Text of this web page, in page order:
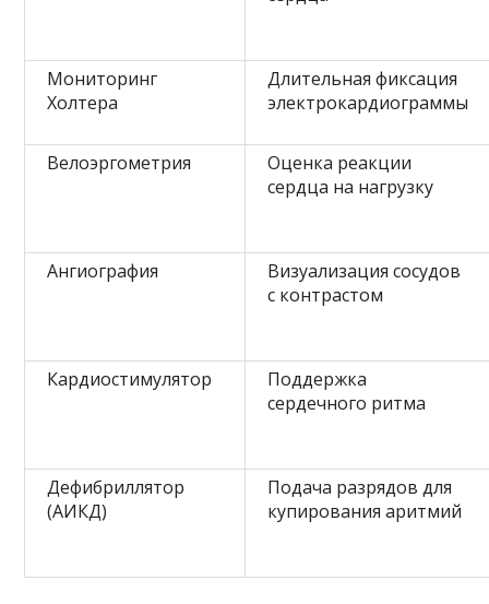
Мониторинг
Холтера
Длительная фиксация
электрокардиограммы
Велоэргометрия
Оценка реакции
сердца на нагрузку
Ангиография
Визуализация сосудов
с контрастом
Кардиостимулятор
Поддержка
сердечного ритма
Дефибриллятор
(АИКД)
Подача разрядов для
купирования аритмий